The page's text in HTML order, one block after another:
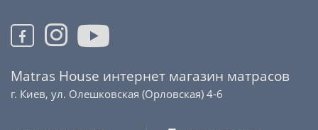
Matras House интернет магазин матрасов
г. Киев, ул. Олешковская (Орловская) 4-6